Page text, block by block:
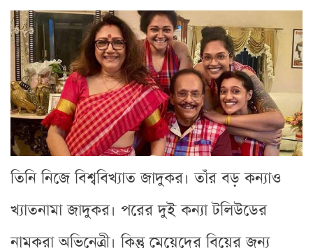
তিনি নিজে বিশ্ববিখ্যাত জাদুকর। তাঁর বড় কন্যাও
খ্যাতনামা জাদুকর। পরের দুই কন্যা টলিউডের
নামকরা অভিনেত্রী। কিন্তু মেয়েদের বিয়ের জন্য